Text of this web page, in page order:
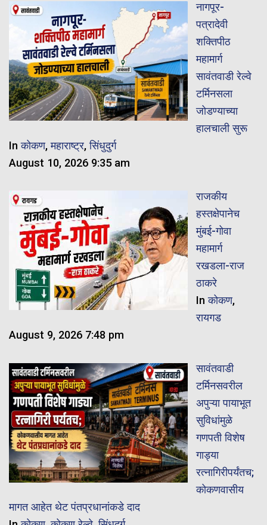
नागपूर-
पत्रादेवी
शक्तिपीठ
महामार्ग
सावंतवाडी रेल्वे
टर्मिनसला
जोडण्याच्या
हालचाली सुरू
Inकोकण,महाराष्ट्र,सिंधुदुर्ग
August 10, 2026 9:35 am
राजकीय
हस्तक्षेपानेच
मुंबई-गोवा
महामार्ग
रखडला-राज
ठाकरे
Inकोकण,
रायगड
August 9, 2026 7:48 pm
सावंतवाडी
टर्मिनसवरील
अपुऱ्या पायाभूत
सुविधांमुळे
गणपती विशेष
गाड्या
रत्नागिरीपर्यंतच;
कोकणवासीय
मागत आहेत थेट पंतप्रधानांकडे दाद